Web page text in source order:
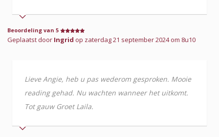
Beoordeling van 5
Geplaatst door Ingrid op zaterdag 21 september 2024 om 8u10
Lieve Angie, heb u pas wederom gesproken. Mooie
reading gehad. Nu wachten wanneer het uitkomt.
Tot gauw Groet Laila.